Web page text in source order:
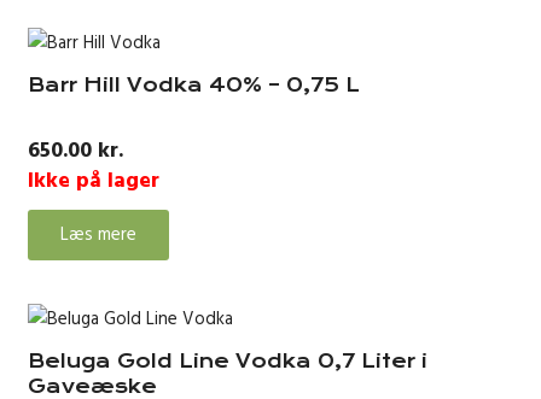
Barr Hill Vodka 40% – 0,75 L
650.00 kr.
Ikke på lager
Læs mere
Beluga Gold Line Vodka 0,7 Liter i
Gaveæske